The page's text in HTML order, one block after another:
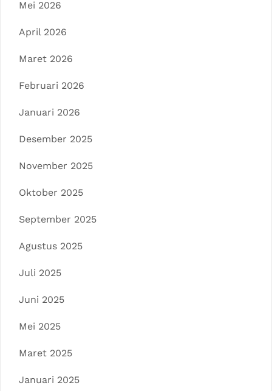
Mei 2026
April 2026
Maret 2026
Februari 2026
Januari 2026
Desember 2025
November 2025
Oktober 2025
September 2025
Agustus 2025
Juli 2025
Juni 2025
Mei 2025
Maret 2025
Januari 2025